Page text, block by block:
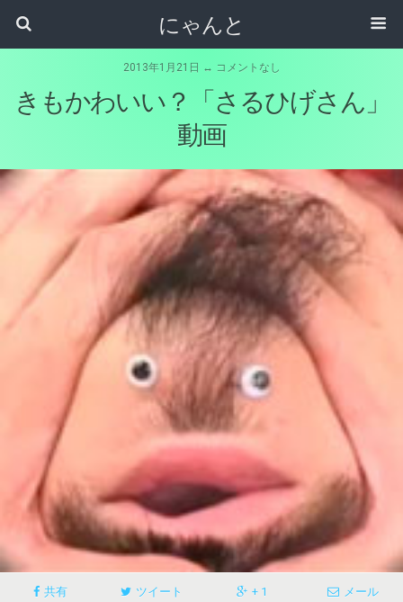
にゃんと
2013年1月21日 ↔ コメントなし
きもかわいい？「さるひげさん」
動画
共有 ツイート + 1 メール